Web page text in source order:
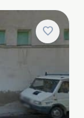
favorite